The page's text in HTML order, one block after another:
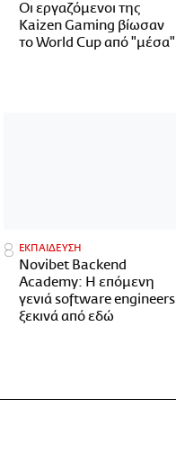
Οι εργαζόμενοι της
Kaizen Gaming βίωσαν
το World Cup από "μέσα"
ΕΚΠΑΙΔΕΥΣΗ
Novibet Backend
Academy: Η επόμενη
γενιά software engineers
ξεκινά από εδώ